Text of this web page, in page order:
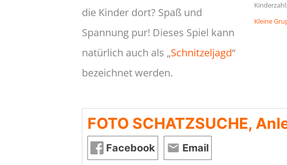
die Kinder dort? Spaß und
Spannung pur! Dieses Spiel kann
natürlich auch als „Schnitzeljagd“
bezeichnet werden.
Kinderzahl:
Kleine
FOTO SCHATZSUCHE,
Facebook Email